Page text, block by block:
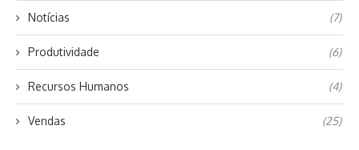
Notícias (7)
Produtividade (6)
Recursos Humanos (4)
Vendas (25)